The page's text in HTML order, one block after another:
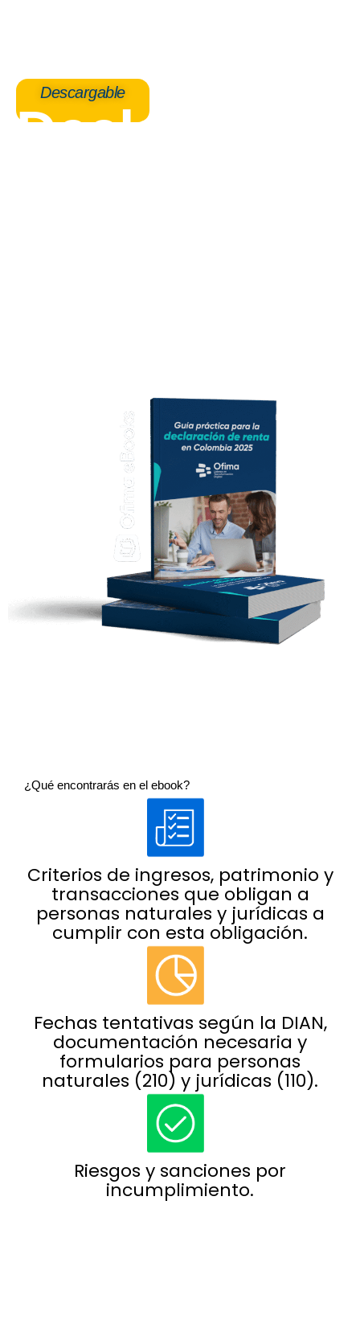
Descargable
Declaración
¿Qué encontrarás en el ebook?
Criterios de ingresos, patrimonio y
transacciones que obligan a
personas naturales y jurídicas a
cumplir con esta obligación.
Fechas tentativas según la DIAN,
documentación necesaria y
formularios para personas
naturales (210) y jurídicas (110).
Riesgos y sanciones por
incumplimiento.